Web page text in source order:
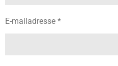
E-mailadresse *